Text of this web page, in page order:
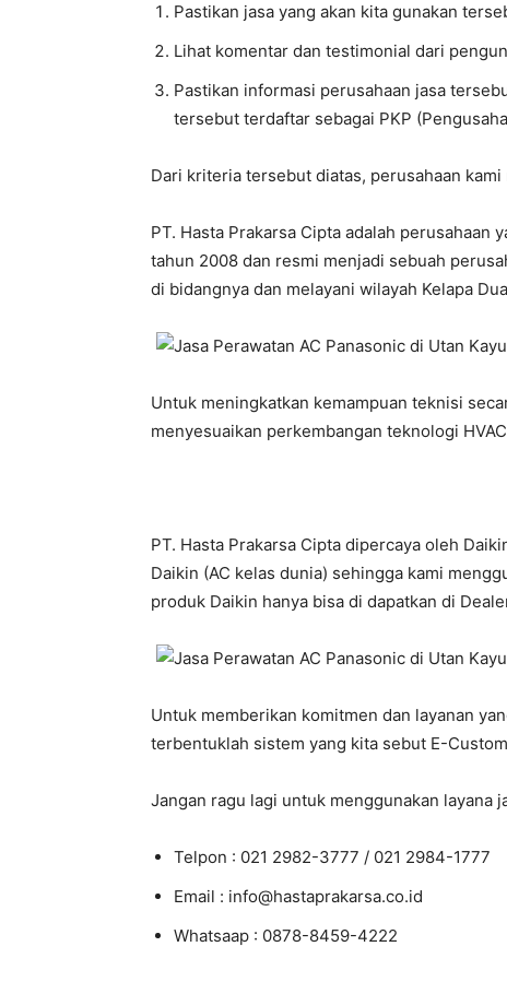
Pastikan jasa yang akan kita gunakan
Lihat komentar dan testimonial dari
Pastikan informasi perusahaan jasa
tersebut terdaftar sebagai PKP
Dari kriteria tersebut diatas, perusahaan
PT. Hasta Prakarsa Cipta adalah
tahun 2008 dan resmi menjadi sebuah
di bidangnya dan melayani wilayah Kelapa
Untuk meningkatkan kemampuan teknisi
menyesuaikan perkembangan teknologi
PT. Hasta Prakarsa Cipta dipercaya oleh
Daikin (AC kelas dunia) sehingga kami
produk Daikin hanya bisa di dapatkan di
Untuk memberikan komitmen dan layanan
terbentuklah sistem yang kita sebut E-
Jangan ragu lagi untuk menggunakan layana
Telpon : 021 2982-3777 / 021 2984-1777
Email : info@hastaprakarsa.co.id
Whatsaap : 0878-8459-4222